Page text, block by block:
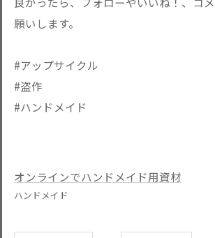
願いします。
#アップサイクル
#盗作
#ハンドメイド
オンラインでハンドメイド用資材
ハンドメイド